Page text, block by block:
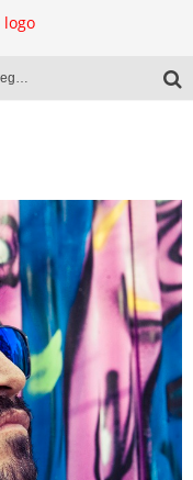
El libro en la mira de la desregulación